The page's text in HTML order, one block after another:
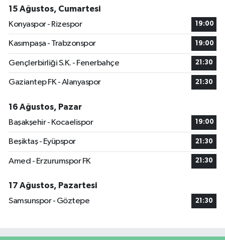
15 Ağustos, Cumartesi
Konyaspor - Rizespor
19:00
Kasımpaşa - Trabzonspor 19:00
Gençlerbirliği S.K. - Fenerbahçe 21:30
Gaziantep FK - Alanyaspor 21:30
16 Ağustos, Pazar
Başakşehir - Kocaelispor
19:00
Beşiktaş - Eyüpspor 21:30
Amed - Erzurumspor FK 21:30
17 Ağustos, Pazartesi
Samsunspor - Göztepe
21:30